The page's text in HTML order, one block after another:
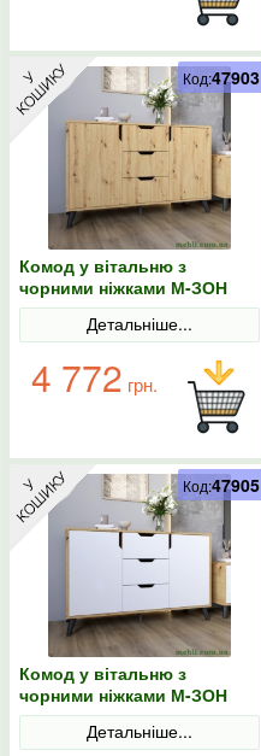
Комод у вітальню з
чорними ніжками М-ЗОН
Борн 1200 Дуб артизан
Детальніше...
4 772 грн.
Код:47903
Комод у вітальню з
чорними ніжками М-ЗОН
Борн 1200 Дуб артизан/
Німфея Альба (білий)
Детальніше...
Код:47905